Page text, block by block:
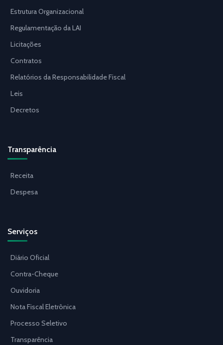
Estrutura Organizacional
Regulamentação da LAI
Licitações
Contratos
Relatórios da Responsabilidade Fiscal
Leis
Decretos
Transparência
Receita
Despesa
Serviços
Diário Oficial
Contra-Cheque
Ouvidoria
Nota Fiscal Eletrônica
Processo Seletivo
Transparência